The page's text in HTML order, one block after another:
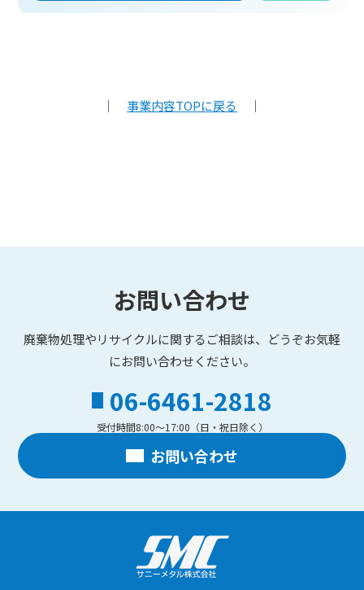
｜ 事業内容TOPに戻る ｜
お問い合わせ
廃棄物処理やリサイクルに関するご相談は、どうぞお気軽
にお問い合わせください。
話
06-6461-2818
受付時間8:00～17:00（日・祝日除く）
お問い合わせ